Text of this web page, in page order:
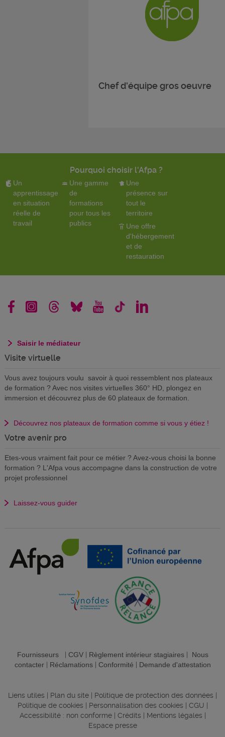
Chef d'équipe gros oeuvre
Pourquoi choisir l'Afpa ?
Un
apprentissage
en situation
réelle de
travail
Une gamme
de
formations
pour tous les
publics
Une
présence sur
tout le
territoire
Une offre
d'hébergement
et de
restauration
Saisir le médiateur
Visite virtuelle
Vous avez toujours voulu savoir à quoi ressemblent nos plateaux
de formation ? Avec nos visites virtuelles 360° HD, plongez en
immersion et découvrez plus de 60 plateaux de formation.
Découvrez nos plateaux de formation comme si vous y étiez !
Votre avenir pro
Etes-vous vraiment fait pour ce métier ? Avez-vous choisi la bonne
formation ? L'Afpa vous accompagne dans la construction de votre
projet professionnel
Laissez-vous guider
Fournisseurs| CGV| Règlement intérieur stagiaires| Nous
contacter| Réclamations| Conformité Demande d'attestation
Liens utiles Plan du site Politique de protection des données
Politique de cookies
Personnalisation des cookies CGU
Accessibilité : non conforme| Crédits Mentions légales
Espace presse